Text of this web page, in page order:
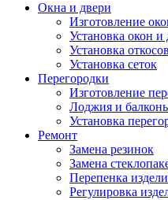
Окна и двери
Изготовление
Установка окон и
Установка
Установка сеток
Перегородки
Изготовление
Лоджия и
Установка
Ремонт
Замена резинок
Замена
Перепенка
Регулировка